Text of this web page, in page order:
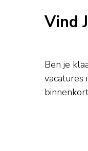
Vind
Ben je
vacatures